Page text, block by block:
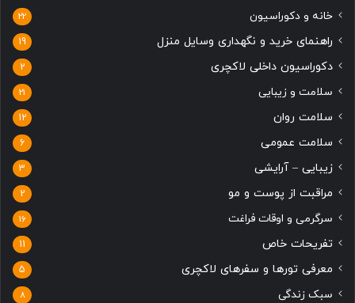
خانه و دکوراسیون 22
راهنمای خرید و نگهداری وسایل منزل 19
دکوراسیون داخلی لاکچری 2
سلامت و زیبایی 21
سلامت روان 12
سلامت عمومی 6
زیبایی – آرایشی 3
مراقبت از پوست و مو 2
سرگرمی و اوقات فراغت 16
تفریحات خاص 11
معرفی تورها و سفرهای لاکچری 5
سبک زندگی 8